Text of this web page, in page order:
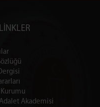
Kurumu
Akademisi